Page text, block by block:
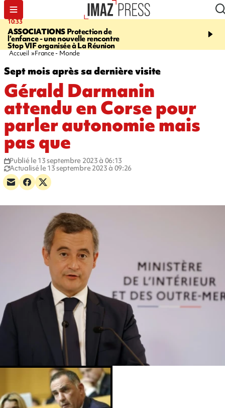
10:33
ASSOCIATIONSProtection de
l’enfance - une nouvelle rencontre
Stop VIF organisée à La Réunion
15:03
Vaste feu
l'ouest du pays, 20.000
Accueil France - Monde
Sept mois après sa dernière visite
Gérald Darmanin
attendu en Corse pour
parler autonomie mais
pas que
Publié le 13 septembre 2023 à 06:13
Actualisé le 13 septembre 2023 à 09:26